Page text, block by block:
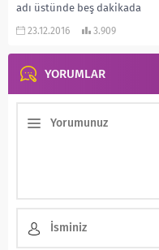
adı üstünde beş dakikada
hazırlayabileceğiniz, çok
23.12.2016 3.909
YORUMLAR